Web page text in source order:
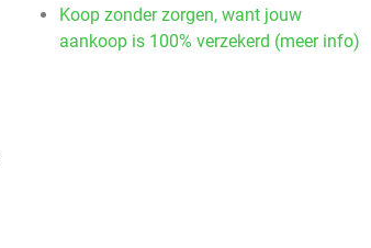
Koop zonder zorgen, want jouw
aankoop is 100% verzekerd (meer info)